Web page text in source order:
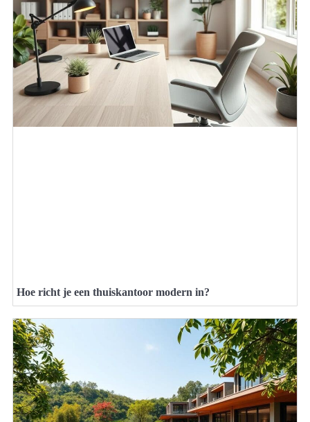
Hoe richt je een thuiskantoor modern in?